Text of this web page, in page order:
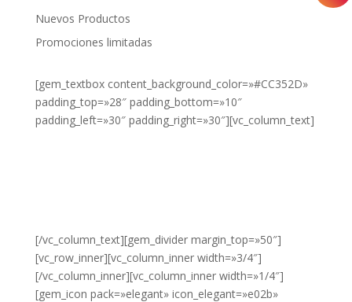
Nuevos Productos
Promociones limitadas
[gem_textbox content_background_color=»#CC352D»
padding_top=»28″ padding_bottom=»10″
padding_left=»30″ padding_right=»30″][vc_column_text]
[/vc_column_text][gem_divider margin_top=»50″]
[vc_row_inner][vc_column_inner width=»3/4″]
[/vc_column_inner][vc_column_inner width=»1/4″]
[gem_icon pack=»elegant» icon_elegant=»e02b»